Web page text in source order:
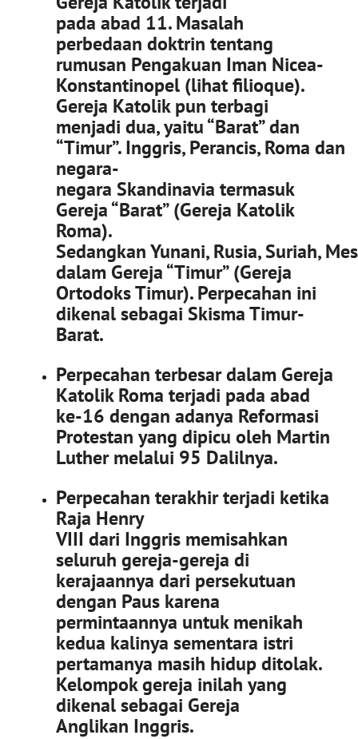
pada abad 11. Masalah
perbedaan doktrin tentang
rumusan Pengakuan Iman Nicea-
Konstantinopel (lihat filioque).
Gereja Katolik pun terbagi
menjadi dua, yaitu “Barat” dan
“Timur”. Inggris, Perancis, Roma dan
negara-
negara Skandinavia termasuk
Gereja “Barat” (Gereja Katolik
Roma).
Sedangkan Yunani, Rusia, Suriah,
dalam Gereja “Timur” (Gereja
Ortodoks Timur). Perpecahan ini
dikenal sebagai Skisma Timur-
Barat.
Perpecahan terbesar dalam Gereja
Katolik Roma terjadi pada abad
ke-16 dengan adanya Reformasi
Protestan yang dipicu oleh Martin
Luther melalui 95 Dalilnya.
Perpecahan terakhir terjadi ketika
Raja Henry
VIII dari Inggris memisahkan
seluruh gereja-gereja di
kerajaannya dari persekutuan
dengan Paus karena
permintaannya untuk menikah
kedua kalinya sementara istri
pertamanya masih hidup ditolak.
Kelompok gereja inilah yang
dikenal sebagai Gereja
Anglikan Inggris.